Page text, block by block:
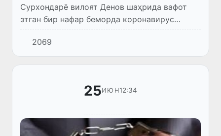
Сурхондарё вилоят Денов шаҳрида вафот
этган бир нафар беморда коронавирус
инфекцияси тасдиқланди.
2069
25ИЮН12:34